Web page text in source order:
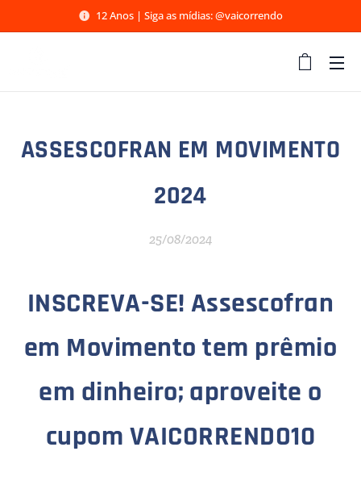
12 Anos | Siga as mídias: @vaicorrendo
ASSESCOFRAN EM MOVIMENTO
2024
25/08/2024
INSCREVA-SE! Assescofran
em Movimento tem prêmio
em dinheiro; aproveite o
cupom VAICORRENDO10